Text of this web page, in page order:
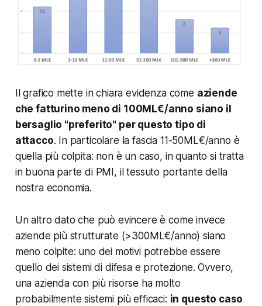
Il grafico mette in chiara evidenza come aziende
che fatturino meno di 100ML€/anno siano il
bersaglio "preferito" per questo tipo di
attacco. In particolare la fascia 11-50ML€/anno è
quella più colpita: non è un caso, in quanto si tratta
in buona parte di PMI, il tessuto portante della
nostra economia.
Un altro dato che può evincere è come invece
aziende più strutturate (>300ML€/anno) siano
meno colpite: uno dei motivi potrebbe essere
quello dei sistemi di difesa e protezione. Ovvero,
una azienda con più risorse ha molto
probabilmente sistemi più efficaci: in questo caso